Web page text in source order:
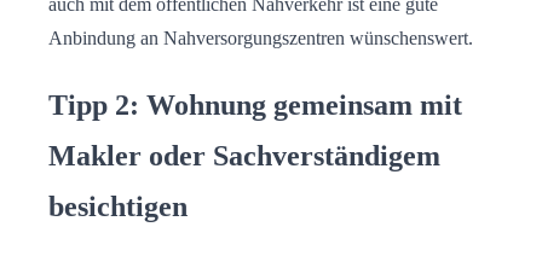
auch mit dem öffentlichen Nahverkehr ist eine gute
Anbindung an Nahversorgungszentren wünschenswert.
Tipp 2: Wohnung gemeinsam mit
Makler oder Sachverständigem
besichtigen